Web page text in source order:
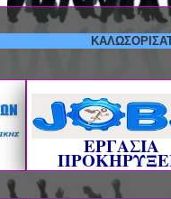
ΚΑΛΩΣΟΡΙΣΑΤΕ! ---
ΕΡΓΑΣΙΑ